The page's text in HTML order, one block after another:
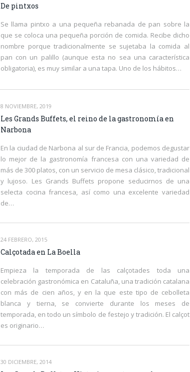
De pintxos
Se llama pintxo a una pequeña rebanada de pan sobre la
que se coloca una pequeña porción de comida. Recibe dicho
nombre porque tradicionalmente se sujetaba la comida al
pan con un palillo (aunque esta no sea una característica
obligatoria), es muy similar a una tapa. Uno de los hábitos…
8 NOVIEMBRE, 2019
Les Grands Buffets, el reino de la gastronomía en
Narbona
En la ciudad de Narbona al sur de Francia, podemos degustar
lo mejor de la gastronomía francesa con una variedad de
más de 300 platos, con un servicio de mesa clásico, tradicional
y lujoso. Les Grands Buffets propone seducirnos de una
selecta cocina francesa, así como una excelente variedad
de…
24 FEBRERO, 2015
Calçotada en La Boella
Empieza la temporada de las calçotades toda una
celebración gastronómica en Cataluña, una tradición catalana
con más de cien años, y en la que este tipo de cebolleta
blanca y tierna, se convierte durante los meses de
temporada, en todo un símbolo de festejo y tradición. El calçot
es originario…
30 DICIEMBRE, 2014